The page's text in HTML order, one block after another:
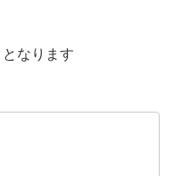
なります